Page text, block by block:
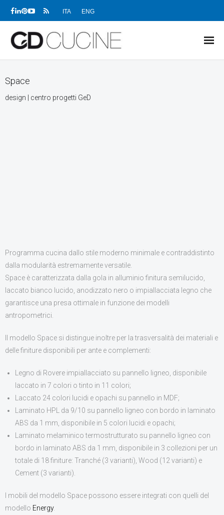
ITA ENG
PRODOTTI
Space
design | centro progetti GeD
Programma cucina dallo stile moderno minimale e contraddistinto
dalla modularità estremamente versatile.
Space è caratterizzata dalla gola in alluminio finitura semilucido,
laccato bianco lucido, anodizzato nero o impiallacciata legno che
garantisce una presa ottimale in funzione dei modelli
antropometrici.
Il modello Space si distingue inoltre per la trasversalità dei materiali e
delle finiture disponibili per ante e complementi:
Legno di Rovere impiallacciato su pannello ligneo, disponibile
laccato in 7 colori o tinto in 11 colori;
Laccato 24 colori lucidi e opachi su pannello in MDF;
Laminato HPL da 9/10 su pannello ligneo con bordo in laminato
ABS da 1 mm, disponibile in 5 colori lucidi e opachi;
Laminato melaminico termostrutturato su pannello ligneo con
bordo in laminato ABS da 1 mm, disponibile in 3 collezioni per un
totale di 18 finiture: Tranché (3 varianti), Wood (12 varianti) e
Cement (3 varianti).
I mobili del modello Space possono essere integrati con quelli del
modello Energy.